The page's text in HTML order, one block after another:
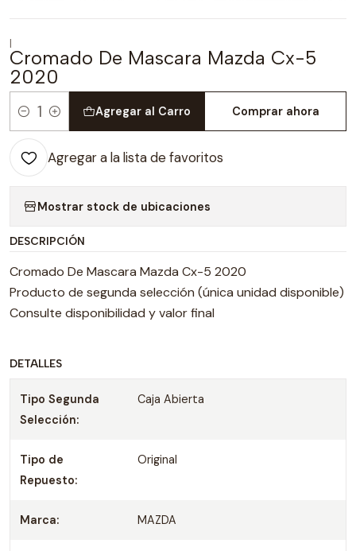
|
Cromado De Mascara Mazda Cx-5
2020
Cantidad
Agregar al Carro Comprar ahora
Agregar a la lista de favoritos
Mostrar stock de ubicaciones
DESCRIPCIÓN
Cromado De Mascara Mazda Cx-5 2020
Producto de segunda selección (única unidad disponible)
Consulte disponibilidad y valor final
DETALLES
Tipo Segunda
Selección:
Caja Abierta
Tipo de
Repuesto:
Original
Marca: MAZDA